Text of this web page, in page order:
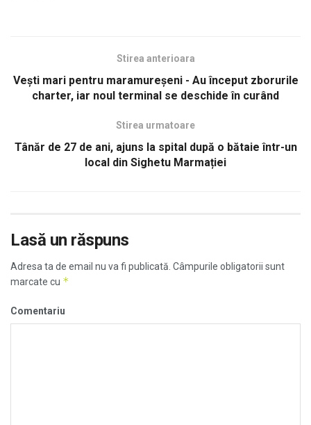
Stirea anterioara
Vești mari pentru maramureșeni - Au început zborurile
charter, iar noul terminal se deschide în curând
Stirea urmatoare
Tânăr de 27 de ani, ajuns la spital după o bătaie într-un
local din Sighetu Marmației
Lasă un răspuns
Adresa ta de email nu va fi publicată. Câmpurile obligatorii sunt
marcate cu *
Comentariu